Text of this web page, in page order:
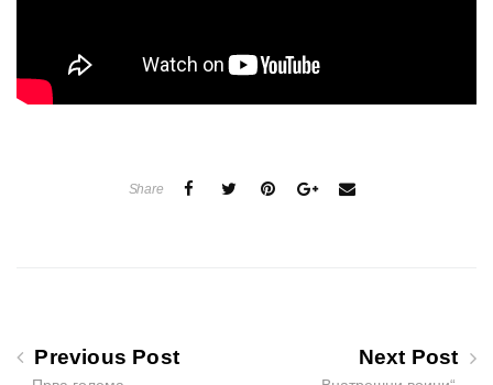
Share
Previous Post Next Post